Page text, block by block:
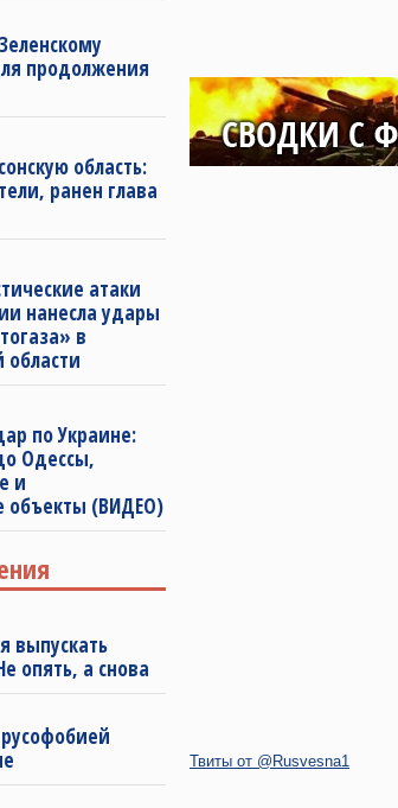
продолжения
область:
ранен глава
атаки
нанесла удары
в
области
по Украине:
Одессы,
и
объекты (ВИДЕО)
выпускать
опять, а снова
Твиты от @Rusvesna1